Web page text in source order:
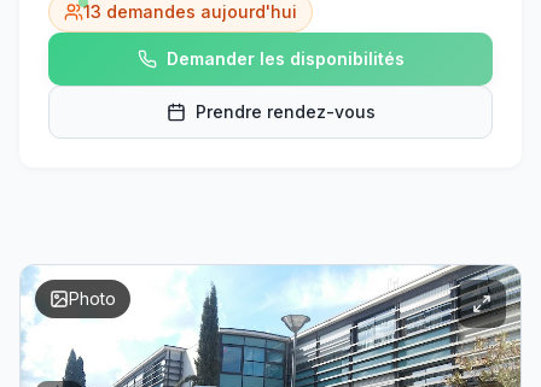
13 demandes aujourd'hui
Demander les disponibilités
Prendre rendez-vous
Photo